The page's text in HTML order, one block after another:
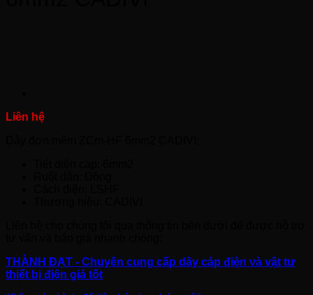
THÀNH ĐẠT - Chuyên cung cấp dây cáp điện và vật tư
thiết bị điện giá tốt